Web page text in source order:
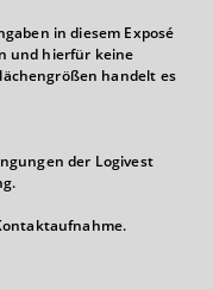
in diesem Exposé
und hierfür keine
handelt es
der Logivest